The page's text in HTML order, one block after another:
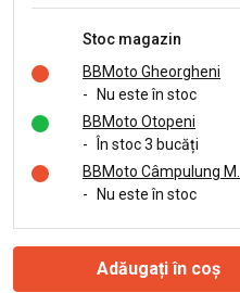
Stoc magazin
BBMoto Gheorgheni
-
Nu este în stoc
BBMoto Otopeni
-
În stoc 3 bucăți
BBMoto Câmpulung M.
-
Nu este în stoc
Adăugați în coș